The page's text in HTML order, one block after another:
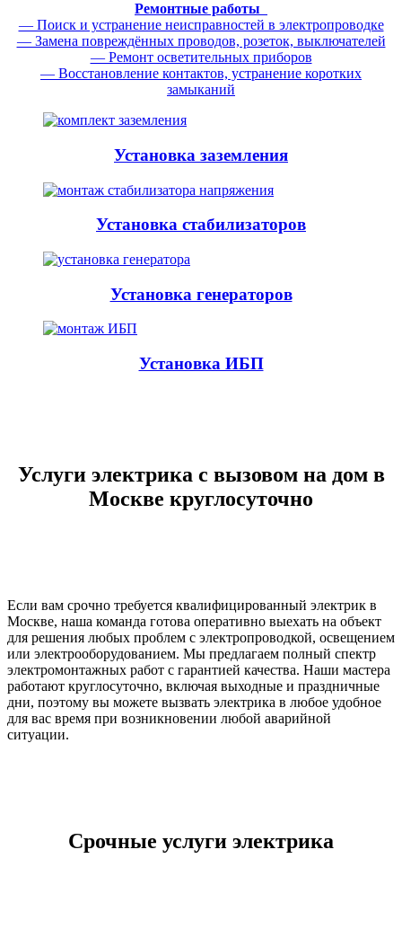
Ремонтные работы
— Поиск и устранение неисправностей в электропроводке
— Замена повреждённых проводов, розеток, выключателей
— Ремонт осветительных приборов
— Восстановление контактов, устранение коротких
замыканий
Установка заземления
Установка стабилизаторов
Установка генераторов
Установка ИБП
Услуги электрика с вызовом на дом в
Москве круглосуточно
Если вам срочно требуется квалифицированный электрик в
Москве, наша команда готова оперативно выехать на объект
для решения любых проблем с электропроводкой, освещением
или электрооборудованием. Мы предлагаем полный спектр
электромонтажных работ с гарантией качества. Наши мастера
работают круглосуточно, включая выходные и праздничные
дни, поэтому вы можете вызвать электрика в любое удобное
для вас время при возникновении любой аварийной
ситуации.
Срочные услуги электрика